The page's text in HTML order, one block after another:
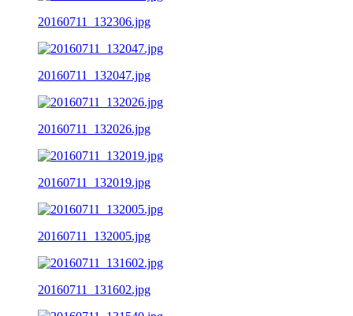
20160711_132306.jpg
20160711_132047.jpg
20160711_132026.jpg
20160711_132019.jpg
20160711_132005.jpg
20160711_131602.jpg